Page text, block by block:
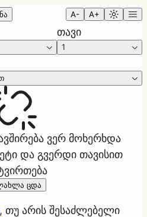
A- A+
თავი
1
ვერ მოხერხდა
და გვერდი თავისით
ცდა
, თუ არის შესაძლებელი